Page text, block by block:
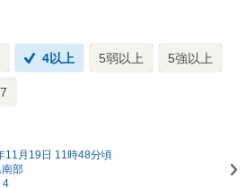
4以上 5弱以上 5強以上
7
11月19日 11時48分頃
部
4